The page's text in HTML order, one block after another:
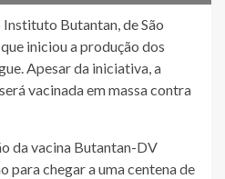
Butantan, de São
iniciou a produção dos
Apesar da iniciativa, a
vacinada em massa contra
da vacina Butantan-DV
para chegar a uma centena de